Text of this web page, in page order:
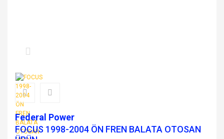
Federal Power
FOCUS 1998-2004 ÖN FREN BALATA OTOSAN